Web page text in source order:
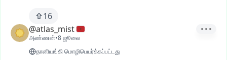
16
@atlas_mist
அண்ணன்•8 ஜூலை
தானியங்கி மொழிபெயர்க்கப்பட்டது